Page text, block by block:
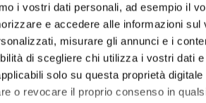
i vostri dati personali, ad esempio il
e accedere alle informazioni sul
misurare gli annunci e i
di scegliere chi utilizza i vostri dati
solo su questa proprietà
o revocare il proprio consenso in
viale Luca Gaurico 9/11 00143Roma(RM)
medico-diagnostici, presidi medico
né natura di pubblicità. Tutti i contenuti